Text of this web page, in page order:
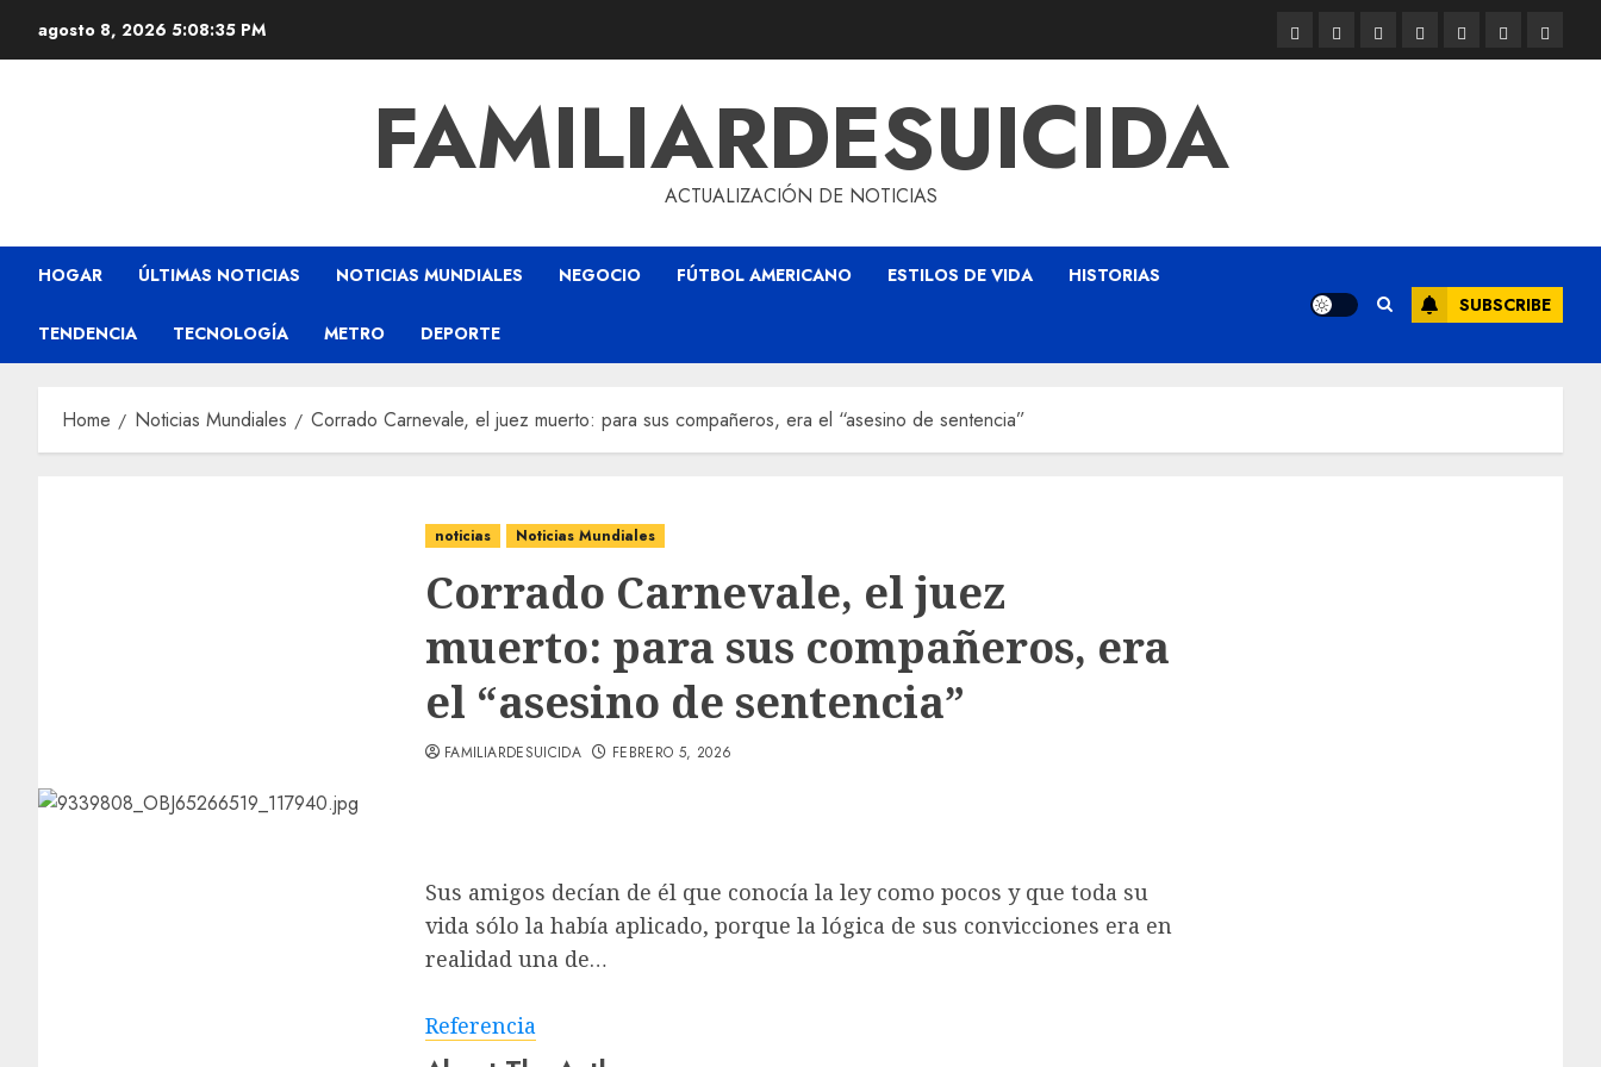
agosto 8, 2026 5:08:35 PM
FAMILIARDESUICIDA
ACTUALIZACIÓN DE NOTICIAS
HOGAR ÚLTIMAS NOTICIAS NOTICIAS MUNDIALES NEGOCIO FÚTBOL AMERICANO ESTILOS DE VIDA HISTORIAS
TENDENCIA TECNOLOGÍA METRO DEPORTE
SUBSCRIBE
Home Noticias Mundiales Corrado Carnevale, el juez muerto: para sus compañeros, era el “asesino de sentencia”
noticias Noticias Mundiales
Corrado Carnevale, el juez
muerto: para sus compañeros, era
el “asesino de sentencia”
FAMILIARDESUICIDA FEBRERO 5, 2026
Sus amigos decían de él que conocía la ley como pocos y que toda su
vida sólo la había aplicado, porque la lógica de sus convicciones era en
realidad una de…
Referencia